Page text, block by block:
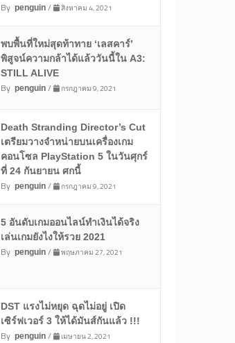
By penguin/ สิงหาคม 4, 2021
พบพื้นที่ใหม่สุดท้าทาย ‘เลสคาร์’
พิสูจน์ความกล้าได้แล้ววันนี้ใน A3:
STILL ALIVE
By penguin/ กรกฎาคม 9, 2021
Death Stranding Director’s Cut
เตรียมวางจำหน่ายบนเครื่องเกม
คอนโซล PlayStation 5 ในวันศุกร์
ที่ 24 กันยายน ศกนี้
By penguin/ กรกฎาคม 9, 2021
5 อันดับเกมออนไลน์ทำเงินได้จริง
เล่นเกมยังไงให้รวย 2021
By penguin/ พฤษภาคม 27, 2021
DST แรงไม่หยุด ฉุดไม่อยู่ เปิด
เซิร์ฟเวอร์ 3 ให้ได้มันส์กันแล้ว !!!
By penguin/ เมษายน 2, 2021